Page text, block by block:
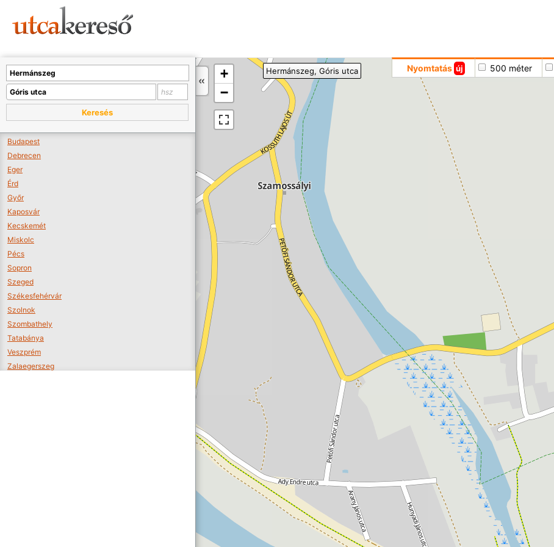
+
−
Nyomtatás új 500 méter
Hermánszeg, Góris utca
Keresés
Budapest
Debrecen
Eger
Érd
Győr
Kaposvár
Kecskemét
Miskolc
Pécs
Sopron
Szeged
Székesfehérvár
Szolnok
Szombathely
Tatabánya
Veszprém
Zalaegerszeg
A térképet kicsinyíteni kell, hogy látszódjanak a boltok.
Boltok látszódjanak >>